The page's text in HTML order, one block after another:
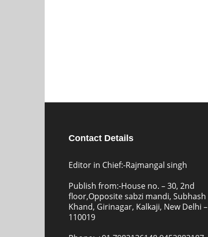
Contact Details
Editor in Chief:-Rajmangal singh
Publish from:-House no. – 30, 2nd
floor,Opposite sabzi mandi, Subhash
Khand, Girinagar, Kalkaji, New Delhi –
110019